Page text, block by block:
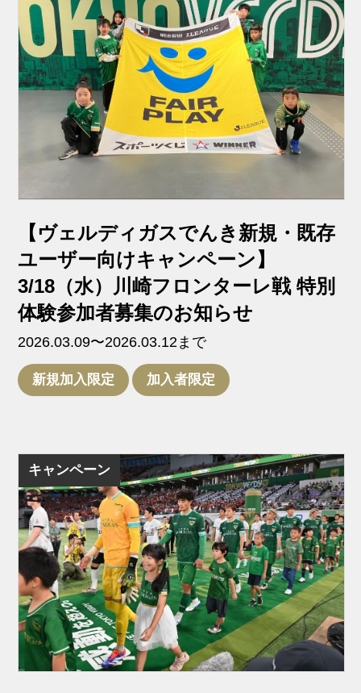
【ヴェルディガスでんき新規・既存
ユーザー向けキャンペーン】
3/18（水）川崎フロンターレ戦 特別
体験参加者募集のお知らせ
2026.03.09〜2026.03.12まで
新規加入限定 加入者限定
キャンペーン